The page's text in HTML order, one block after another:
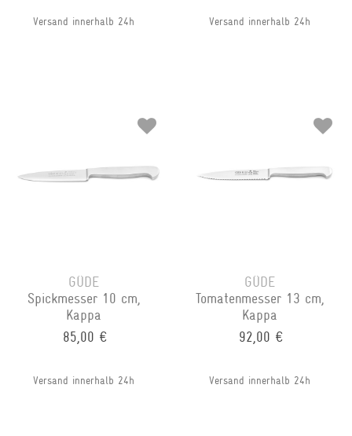
Versand innerhalb 24h Versand innerhalb 24h
GÜDE
Spickmesser 10 cm,
Kappa
85,00 €
Versand innerhalb 24h
GÜDE
Tomatenmesser 13 cm,
Kappa
92,00 €
Versand innerhalb 24h